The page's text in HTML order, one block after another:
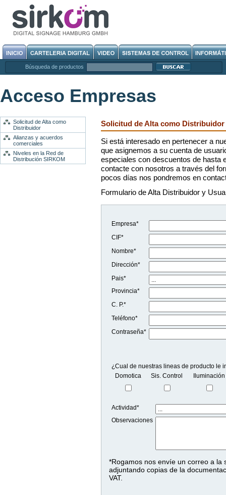
Búsqueda de productos
Acceso Empresas
Solicitud de Alta como
Distribuidor
Alianzas y acuerdos
comerciales
Niveles en la Red de
Distribución SIRKOM
Solicitud de Alta como Distribuidor
Si está interesado en pertenecer a
que asignemos a su cuenta de
especiales con descuentos de hasta
contacte con nosotros a través del
pocos días nos pondremos en
Formulario de Alta Distribuidor y
Empresa*
CIF*
Nombre*
Dirección*
Pais*
Provincia*
C. P.*
Teléfono*
Contraseña*
¿Cual de nuestras lineas de producto le
Domotica
Sis. Control Iluminación
Actividad*
Observaciones
*Rogamos nos envíe un correo a la
adjuntando copias de la
VAT.